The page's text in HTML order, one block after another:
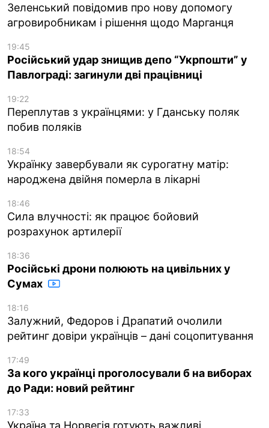
Зеленський повідомив про нову допомогу
агровиробникам і рішення щодо Марганця
19:45
Російський удар знищив депо “Укрпошти” у
Павлограді: загинули дві працівниці
19:22
Переплутав з українцями: у Гданську поляк
побив поляків
18:54
Українку завербували як сурогатну матір:
народжена двійня померла в лікарні
18:46
Сила влучності: як працює бойовий
розрахунок артилерії
18:36
Російські дрони полюють на цивільних у
Сумах
18:16
Залужний, Федоров і Драпатий очолили
рейтинг довіри українців – дані соцопитування
17:49
За кого українці проголосували б на виборах
до Ради: новий рейтинг
17:33
Україна та Норвегія готують важливі